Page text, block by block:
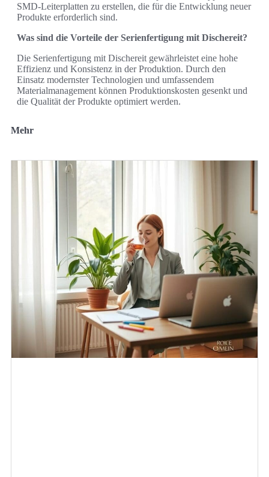
SMD-Leiterplatten zu erstellen, die für die Entwicklung neuer
Produkte erforderlich sind.
Was sind die Vorteile der Serienfertigung mit Dischereit?
Die Serienfertigung mit Dischereit gewährleistet eine hohe
Effizienz und Konsistenz in der Produktion. Durch den
Einsatz modernster Technologien und umfassendem
Materialmanagement können Produktionskosten gesenkt und
die Qualität der Produkte optimiert werden.
Mehr